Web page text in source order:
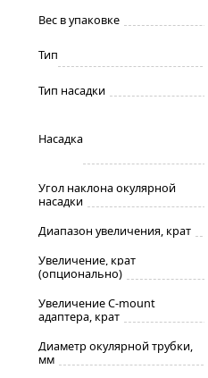
Вес в упаковке
Тип
Тип насадки
Насадка
Угол наклона окулярной
насадки
Диапазон увеличения, крат
Увеличение, крат
(опционально)
Увеличение C-mount
адаптера, крат
Диаметр окулярной трубки,
мм